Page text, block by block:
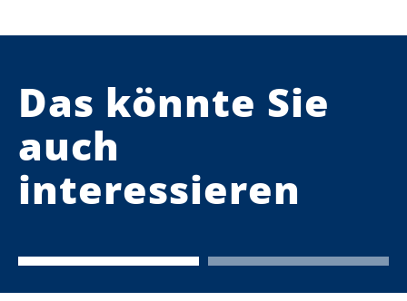
Das könnte Sie
auch
interessieren